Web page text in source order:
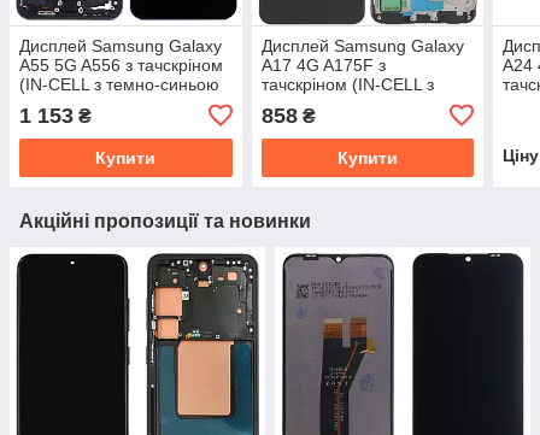
Дисплей Samsung Galaxy
A55 5G A556 з тачскріном
(IN-CELL з темно-синьою
1 153 ₴
Купити
Дисплей Samsung Galaxy
A17 4G A175F з
тачскріном (IN-CELL з
858₴
Купити
A24
Акційні пропозиції та новинки